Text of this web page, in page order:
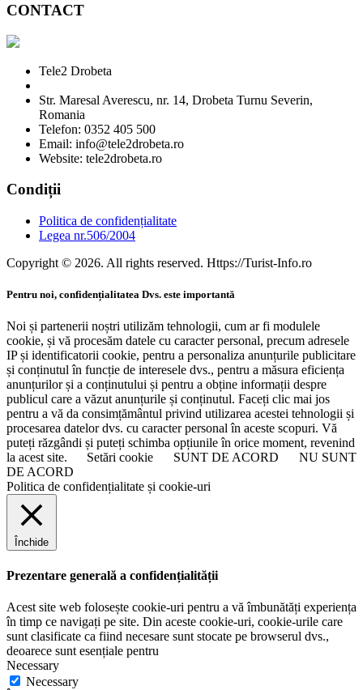
CONTACT
Tele2 Drobeta
Str. Maresal Averescu, nr. 14, Drobeta Turnu Severin,
Romania
Telefon: 0352 405 500
Email: info@tele2drobeta.ro
Website: tele2drobeta.ro
Condiții
Politica de confidențialitate
Legea nr.506/2004
Copyright © 2026. All rights reserved. Https://Turist-Info.ro
Pentru noi, confidențialitatea Dvs. este importantă
Noi și partenerii noștri utilizăm tehnologii, cum ar fi modulele
cookie, și vă procesăm datele cu caracter personal, precum adresele
IP și identificatorii cookie, pentru a personaliza anunțurile publicitare
și conținutul în funcție de interesele dvs., pentru a măsura eficiența
anunțurilor și a conținutului și pentru a obține informații despre
publicul care a văzut anunțurile și conținutul. Faceți clic mai jos
pentru a vă da consimțământul privind utilizarea acestei tehnologii și
procesarea datelor dvs. cu caracter personal în aceste scopuri. Vă
puteți răzgândi și puteți schimba opțiunile în orice moment, revenind
la acest site.
Setări cookie SUNT DE ACORD
NU SUNT
DE ACORD
Politica de confidențialitate și cookie-uri
Închide
Prezentare generală a confidențialității
Acest site web folosește cookie-uri pentru a vă îmbunătăți experiența
în timp ce navigați pe site. Din aceste cookie-uri, cookie-urile care
sunt clasificate ca fiind necesare sunt stocate pe browserul dvs.,
deoarece sunt esențiale pentru
Necessary
Necessary